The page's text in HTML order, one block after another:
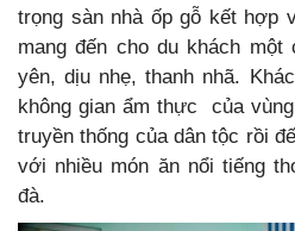
trọng sàn nhà ốp gỗ kết hợp
mang đến cho du khách một
yên, dịu nhẹ, thanh nhã.
không gian ẩm thực của
truyền thống của dân tộc rồi
với nhiều món ăn nổi tiếng
đà.